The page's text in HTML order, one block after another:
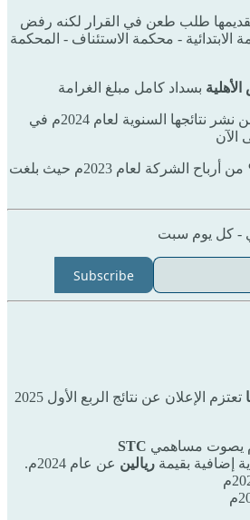
طلب طعن في القرار لكنه رفض
- محكمة الاستئناف - المحكمة
بسداد كامل مبلغ الغرامة
الشركة لم تتمكن من نشر نتائجها السنوية لعام 2024م في
الآن
من أرباح الشركة لعام 2023م حيث بلغت
- كل يوم سبت
Subscribe
تعتزم الإعلان عن نتائج الربع الأول 2025
يصوت مساهمي STC
إضافية بقيمة ريالين عن عام 2024م.